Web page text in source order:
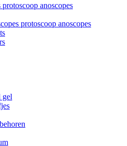
anoscopes
protoscoop anoscopes
gel